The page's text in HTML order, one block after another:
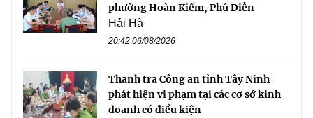
phường Hoàn Kiếm, Phú Diễn
Hải Hà
20:42 06/08/2026
Thanh tra Công an tỉnh Tây Ninh
phát hiện vi phạm tại các cơ sở kinh
doanh có điều kiện